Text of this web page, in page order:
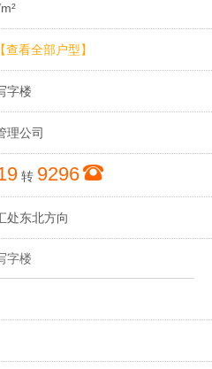
【查看全部户型】
字楼
理公司
转 9296
处东北方向
字楼